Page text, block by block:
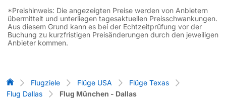
*Preishinweis: Die angezeigten Preise werden von Anbietern
übermittelt und unterliegen tagesaktuellen Preisschwankungen.
Aus diesem Grund kann es bei der Echtzeitprüfung vor der
Buchung zu kurzfristigen Preisänderungen durch den jeweiligen
Anbieter kommen.
Flug-Vergleich
Flugziele Flüge USA
Flüge Texas
Flug Dallas
Flug München - Dallas